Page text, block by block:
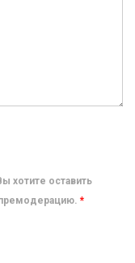
хотите оставить
*